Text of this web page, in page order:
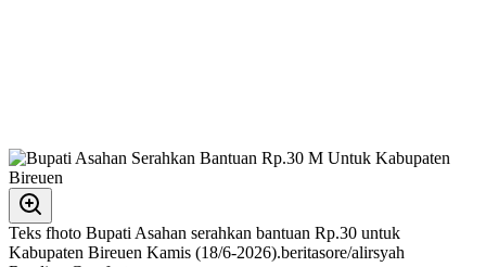
Teks fhoto Bupati Asahan serahkan bantuan Rp.30 untuk
Kabupaten Bireuen Kamis (18/6-2026).beritasore/alirsyah